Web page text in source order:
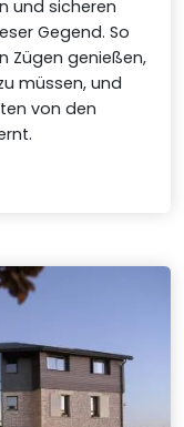
und sicheren
Gegend. So
Zügen genießen,
müssen, und
von den